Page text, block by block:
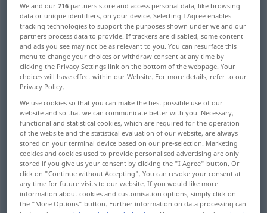
Overview of all translations
(For more details, click/tap on the translation)
Urkunde, Charte, Freibrief Charterflug
Gnadenbrief
Gründungsurkunde Satzungen
Verfassungsurkunde, Charta
We and our716 partners store and access personal data, like browsing
data or unique identifiers, on your device. Selecting I Agree enables
tracking technologies to support the purposes shown under we and our
partners process data to provide. If trackers are disabled, some content
and ads you see may not be as relevant to you. You can resurface this
menu to change your choices or withdraw consent at any time by
clicking the Privacy Settings link on the bottom of the webpage. Your
choices will have effect within our Website. For more details, refer to our
Privacy Policy.
We use cookies so that you can make the best possible use of our
website and so that we can communicate better with you. Necessary,
functional and statistical cookies, which are required for the operation
of the website and the statistical evaluation of our website, are always
stored on your terminal device based on our pre-selection. Marketing
cookies and cookies used to provide personalised advertising are only
stored if you give us your consent by clicking the "I Agree" button. Or
click on "Continue without Accepting". You can revoke your consent at
any time for future visits to our website. If you would like more
information about cookies and customisation options, simply click on
the "More Options" button. Further information on data processing can